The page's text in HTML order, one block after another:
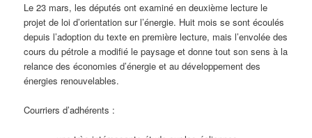
Le 23 mars, les députés ont examiné en deuxième lecture le
projet de loi d’orientation sur l’énergie. Huit mois se sont écoulés
depuis l’adoption du texte en première lecture, mais l’envolée des
cours du pétrole a modifié le paysage et donne tout son sens à la
relance des économies d’énergie et au développement des
énergies renouvelables.
Courriers d’adhérents :